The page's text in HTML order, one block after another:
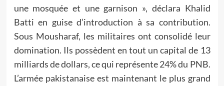
une mosquée et une garnison », déclara Khalid
Batti en guise d’introduction à sa contribution.
Sous Mousharaf, les militaires ont consolidé leur
domination. Ils possèdent en tout un capital de 13
milliards de dollars, ce qui représente 24% du PNB.
L’armée pakistanaise est maintenant le plus grand